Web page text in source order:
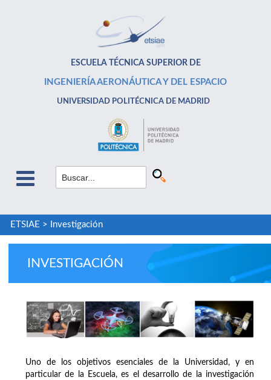
ESCUELA TÉCNICA SUPERIOR DE
INGENIERÍA AERONÁUTICA Y DEL ESPACIO
UNIVERSIDAD POLITÉCNICA DE MADRID
ETSIAE > Investigación
INVESTIGACIÓN
Uno de los objetivos esenciales de la Universidad, y en
particular de la Escuela, es el desarrollo de la investigación